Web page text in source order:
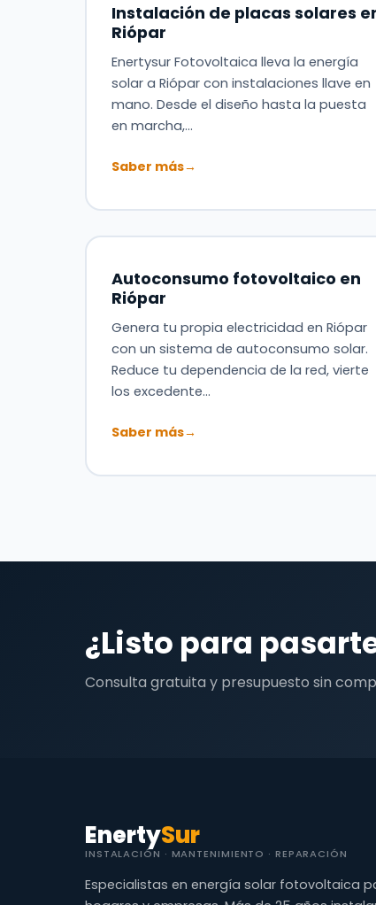
Instalación de placas solares
Riópar
Enertysur Fotovoltaica lleva la energía
solar a Riópar con instalaciones llave en
mano. Desde el diseño hasta la puesta
en marcha,…
Saber más→
Autoconsumo fotovoltaico en
Riópar
Genera tu propia electricidad en Riópar
con un sistema de autoconsumo solar.
Reduce tu dependencia de la red, vierte
los excedente…
Saber más→
¿Listo para
Consulta gratuita y presupuesto sin
EnertySur
INSTALACIÓN · MANTENIMIENTO · REPARACIÓN
Especialistas en energía solar fotovoltaica